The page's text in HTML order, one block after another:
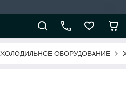
ХОЛОДИЛЬНОЕ ОБОРУДОВАНИЕ